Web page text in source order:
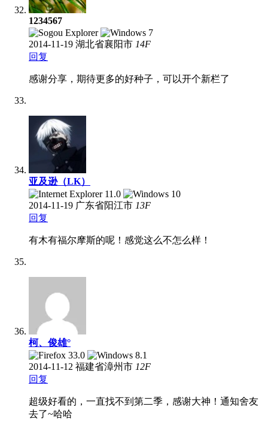
1234567
2014-11-19 湖北省襄阳市 14F
回复
感谢分享，期待更多的好种子，可以开个新栏了
亚及逊（LK）
2014-11-19 广东省阳江市 13F
回复
有木有福尔摩斯的呢！感觉这么不怎么样！
柯、俊雄°
2014-11-12 福建省漳州市 12F
回复
超级好看的，一直找不到第二季，感谢大神！通知舍友
去了~哈哈